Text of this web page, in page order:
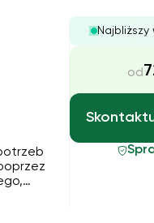
Najbliższy
od